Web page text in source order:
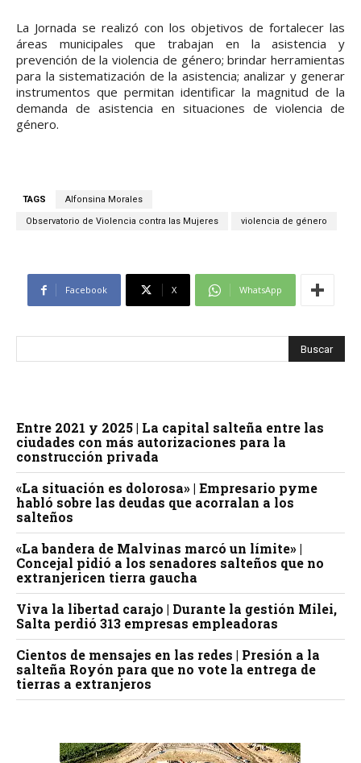
La Jornada se realizó con los objetivos de fortalecer las
áreas municipales que trabajan en la asistencia y
prevención de la violencia de género; brindar herramientas
para la sistematización de la asistencia; analizar y generar
instrumentos que permitan identificar la magnitud de la
demanda de asistencia en situaciones de violencia de
género.
TAGS Alfonsina Morales
Observatorio de Violencia contra las Mujeres violencia de género
Facebook X WhatsApp
Entre 2021 y 2025 | La capital salteña entre las
ciudades con más autorizaciones para la
construcción privada
«La situación es dolorosa» | Empresario pyme
habló sobre las deudas que acorralan a los
salteños
«La bandera de Malvinas marcó un límite» |
Concejal pidió a los senadores salteños que no
extranjericen tierra gaucha
Viva la libertad carajo | Durante la gestión Milei,
Salta perdió 313 empresas empleadoras
Cientos de mensajes en las redes | Presión a la
salteña Royón para que no vote la entrega de
tierras a extranjeros